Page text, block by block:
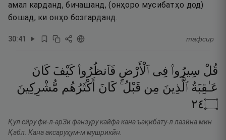
амал карданд, бичашанд, (онҳоро мусибатҳо дод)
бошад, ки онҳо бозгарданд.
30:41 тафсир
قُلْ سِيرُوا۟ فِى ٱلْأَرْضِ فَٱنظُرُوا۟ كَيْفَ كَانَ
عَـٰقِبَةُ ٱلَّذِينَ مِن قَبْلُ ۚ كَانَ أَكْثَرُهُم مُّشْرِكِينَ
۝٤٢
Қул сӣру фи-л-арЗи фанзуру кайфа кана ъақибату-л лазӣна мин
Қабл. Кана аксаруҳум-м мушрикӣн.